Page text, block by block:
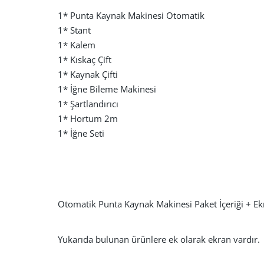
1* Punta Kaynak Makinesi Otomatik
1* Stant
1* Kalem
1* Kıskaç Çift
1* Kaynak Çifti
1* İğne Bileme Makinesi
1* Şartlandırıcı
1* Hortum 2m
1* İğne Seti
Otomatik Punta Kaynak Makinesi Paket İçeriği +
Yukarıda bulunan ürünlere ek olarak ekran vardır.